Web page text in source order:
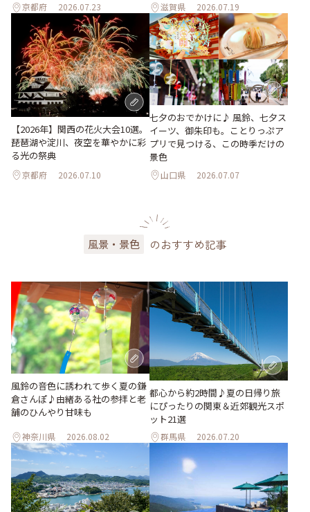
京都府 2026.07.23 滋賀県 2026.07.19
【2026年】関西の花火大会10選。
琵琶湖や淀川、夜空を華やかに彩
る光の祭典
京都府 2026.07.10
七夕のおでかけに♪ 風鈴、七夕ス
イーツ、御朱印も。ことりっぷア
プリで見つける、この時季だけの
景色
山口県 2026.07.07
風景・景色 のおすすめ記事
風鈴の音色に誘われて歩く夏の鎌
倉さんぽ♪由緒ある社の参拝と老
舗のひんやり甘味も
神奈川県 2026.08.02
都心から約2時間♪夏の日帰り旅
にぴったりの関東＆近郊観光スポ
ット21選
群馬県 2026.07.20